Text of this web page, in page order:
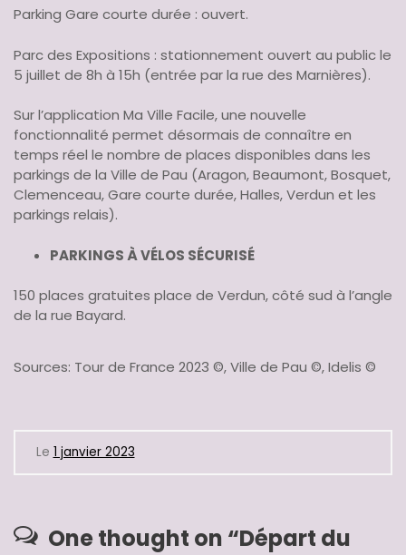
Parking Gare courte durée : ouvert.
Parc des Expositions : stationnement ouvert au public le
5 juillet de 8h à 15h (entrée par la rue des Marnières).
Sur l’application Ma Ville Facile, une nouvelle
fonctionnalité permet désormais de connaître en
temps réel le nombre de places disponibles dans les
parkings de la Ville de Pau (Aragon, Beaumont, Bosquet,
Clemenceau, Gare courte durée, Halles, Verdun et les
parkings relais).
PARKINGS À VÉLOS SÉCURISÉ
150 places gratuites place de Verdun, côté sud à l’angle
de la rue Bayard.
Sources: Tour de France 2023 ©, Ville de Pau ©, Idelis ©
Le 1 janvier 2023
One thought on “Départ du